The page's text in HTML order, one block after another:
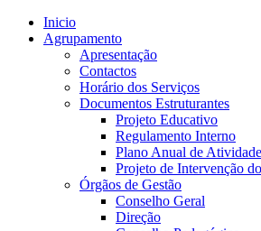
Inicio
Agrupamento
Apresentação
Contactos
Horário dos Serviços
Documentos Estruturantes
Projeto Educativo
Regulamento Interno
Plano Anual de
Projeto de Intervenção
Órgãos de Gestão
Conselho Geral
Direção